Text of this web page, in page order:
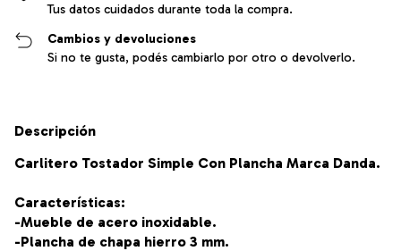
Tus datos cuidados durante toda la compra.
Cambios y devoluciones
Si no te gusta, podés cambiarlo por otro o devolverlo.
Descripción
Carlitero Tostador Simple Con Plancha Marca Danda.
Características:
-Mueble de acero inoxidable.
-Plancha de chapa hierro 3 mm.